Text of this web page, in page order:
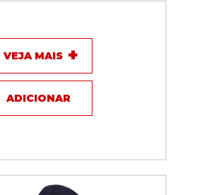
VEJA MAIS
ADICIONAR